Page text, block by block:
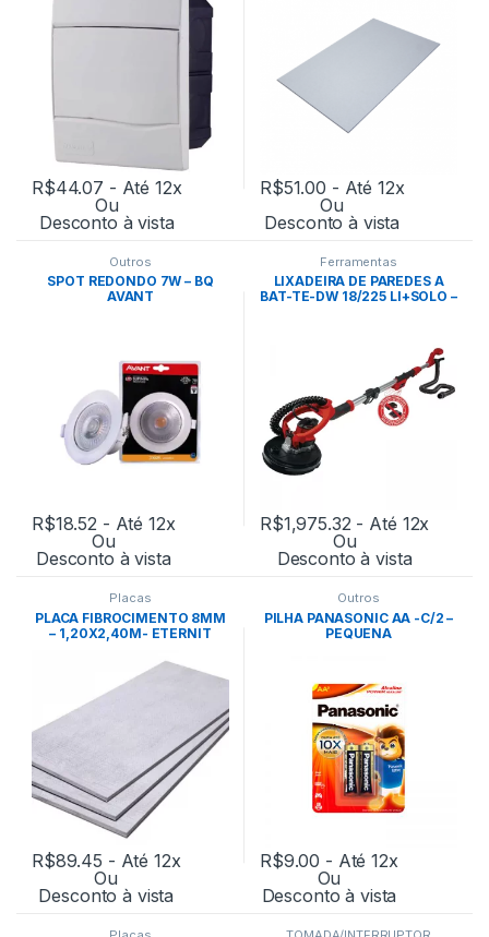
R$44.07 - Até 12x
Ou
Desconto à vista
R$51.00 - Até 12x
Ou
Desconto à vista
Outros
SPOT REDONDO 7W – BQ
AVANT
R$18.52 - Até 12x
Ou
Desconto à vista
Ferramentas
LIXADEIRA DE PAREDES A
BAT-TE-DW 18/225 LI+SOLO –
R$1,975.32 - Até 12x
Ou
Desconto à vista
Placas
PLACA FIBROCIMENTO 8MM
– 1,20X2,40M- ETERNIT
R$89.45 - Até 12x
Ou
Desconto à vista
Outros
PILHA PANASONIC AA -C/2 –
PEQUENA
R$9.00 - Até 12x
Ou
Desconto à vista